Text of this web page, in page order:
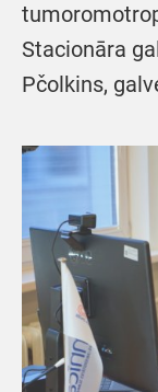
Stacionāra
Pčolkins,